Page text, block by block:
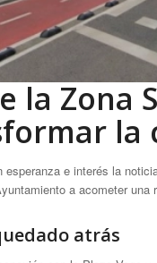
la Zona
la
esperanza e interés la
a acometer
atrás